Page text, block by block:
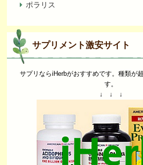
ポラリス
サプリメント激安サイト
サプリならiHerbがおすすめです。種類が
す。
↓ ↓ ↓